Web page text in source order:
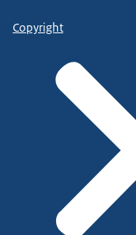
Copyright